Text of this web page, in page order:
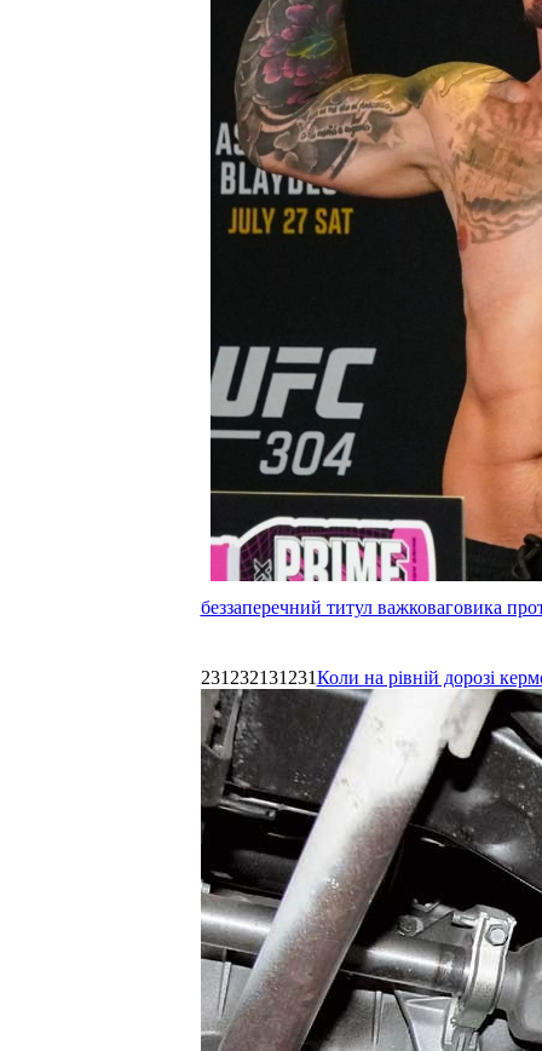
беззаперечний титул важковаговика
231232131231Коли на рівній дорозі